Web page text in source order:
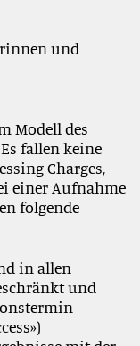
und
Modell des
fallen keine
Charges,
einer Aufnahme
folgende
in allen
und